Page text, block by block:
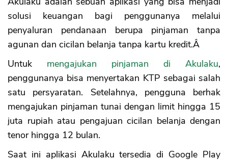
solusi keuangan bagi penggunanya melalui
penyaluran pendanaan berupa pinjaman tanpa
agunan dan cicilan belanja tanpa kartu kredit.Â
Untuk mengajukan pinjaman di Akulaku,
penggunanya bisa menyertakan KTP sebagai salah
satu persyaratan. Setelahnya, pengguna berhak
mengajukan pinjaman tunai dengan limit hingga 15
juta rupiah atau pengajuan cicilan belanja dengan
tenor hingga 12 bulan.
Saat ini aplikasi Akulaku tersedia di Google Play